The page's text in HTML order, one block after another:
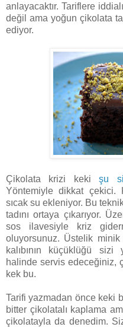
anlayacaktır. Tariflere
değil ama yoğun çikolata
ediyor.
Çikolata krizi kekişu
Yöntemiyle dikkat çekici.
sıcak su ekleniyor. Bu
tadını ortaya çıkarıyor.
sos ilavesiyle kriz
oluyorsunuz. Üstelik
kalıbının küçüklüğü sizi
halinde servis edeceğiniz,
kek bu.
Tarifi yazmadan önce keki
bitter çikolatalı kaplama
çikolatayla da denedim.